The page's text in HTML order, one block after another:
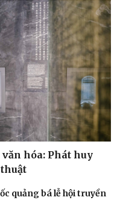
sống
đẹphóa: Phát huy
quảng bá lễ hội truyền